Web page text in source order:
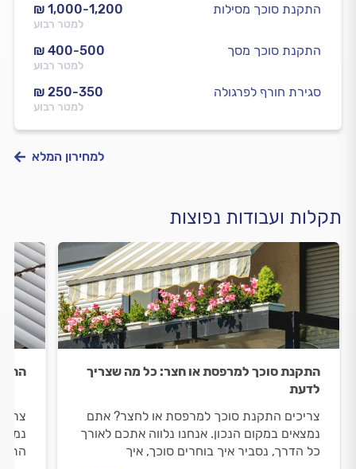
₪ 1,000-1,200
למטר רבוע
התקנת סוכך מסילות
₪ 400-500
למטר רבוע
התקנת סוכך מסך
₪ 250-350
למטר רבוע
סגירת חורף לפרגולה
למחירון המלא
תקלות ועבודות נפוצות
התקנת סוכך למרפסת או חצר: כל מה שצריך
לדעת
צריכים התקנת סוכך למרפסת או לחצר? אתם
נמצאים במקום הנכון. אנחנו נלווה אתכם לאורך
כל הדרך, נסביר איך בוחרים סוכך, איך